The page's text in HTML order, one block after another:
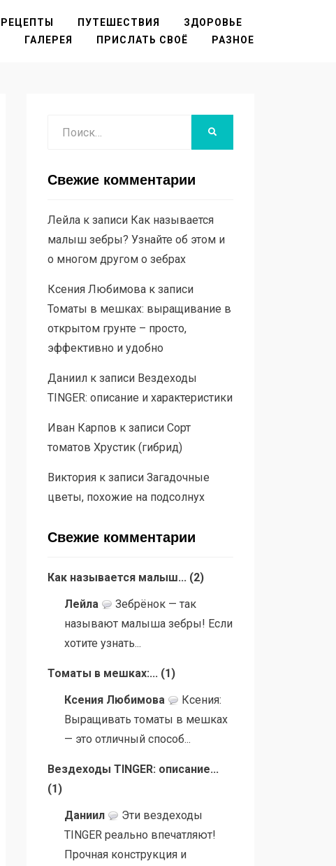
РЕЦЕПТЫ ПУТЕШЕСТВИЯ
ЗДОРОВЬЕ
ГАЛЕРЕЯ ПРИСЛАТЬ СВОЁ РАЗНОЕ
Свежие комментарии
Лейлак записи Как называется
малыш зебры? Узнайте об этом и
о многом другом о зебрах
Ксения Любимовак записи
Томаты в мешках: выращивание в
открытом грунте – просто,
эффективно и удобно
Даниилк записи Вездеходы
TINGER: описание и характеристики
Иван Карпов к записи Сорт
томатов Хрустик (гибрид)
Викторияк записи Загадочные
цветы, похожие на подсолнух
Свежие комментарии
Как называется малыш... (2)
Лейла
Зебрёнок — так
называют малыша зебры! Если
хотите узнать...
Томаты в мешках:... (1)
Ксения Любимова
Ксения:
Выращивать томаты в мешках
— это отличный способ...
Вездеходы TINGER: описание...
(1)
Даниил
Эти вездеходы
TINGER реально впечатляют!
Прочная конструкция и